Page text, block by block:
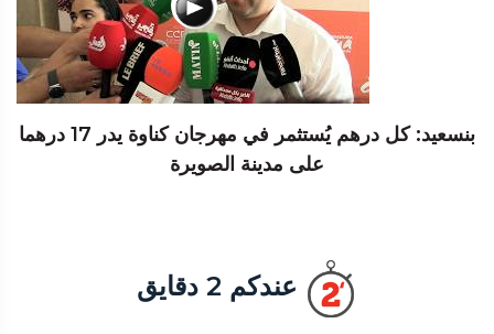
بنسعيد: كل درهم يُستثمر في مهرجان كناوة يدر 17 درهما
على مدينة الصويرة
عندكم 2 دقايق